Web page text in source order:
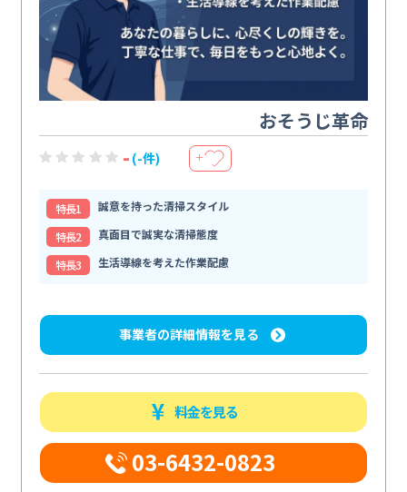
おそうじ革命
- (-件) ＋
特⻑1
誠意を持った清掃スタイル
特⻑2
真面目で誠実な清掃態度
特⻑3
生活導線を考えた作業配慮
事業者の詳細情報を見る
料金を見る
03-6432-0823